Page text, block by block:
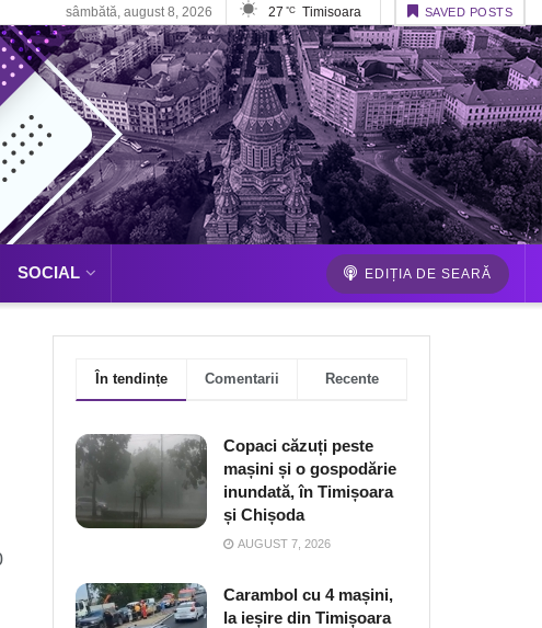
sâmbătă, august 8, 2026 27 °C Timisoara SAVED POSTS
SOCIAL EDIȚIA DE SEARĂ
În tendințe Comentarii Recente
Copaci căzuți peste
mașini și o gospodărie
inundată, în Timișoara
și Chișoda
AUGUST 7, 2026
Carambol cu 4 mașini,
la ieșire din Timișoara